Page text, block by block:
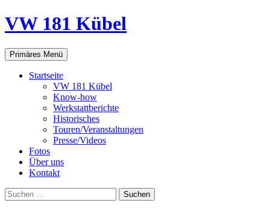
VW 181 Kübel
Suchen
Primäres Menü Springe
zum
Startseite
VW 181 Kübel
Know-how
Werkstattberichte
Historisches
Touren/Veranstaltungen
Presse/Videos
Fotos
Über uns
Kontakt
Suchen
nach: